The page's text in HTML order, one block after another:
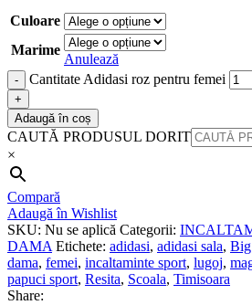
Culoare
Marime
Anulează
Cantitate Adidasi roz pentru femei
Adaugă în coș
CAUTĂ PRODUSUL DORIT
×
Compară
Adaugă în Wishlist
SKU: Nu se aplică Categorii:
DAMA Etichete: adidasi, adidasi sala,
dama, femei, incaltaminte sport, lugoj,
papuci sport, Resita, Scoala, Timisoara
Share: